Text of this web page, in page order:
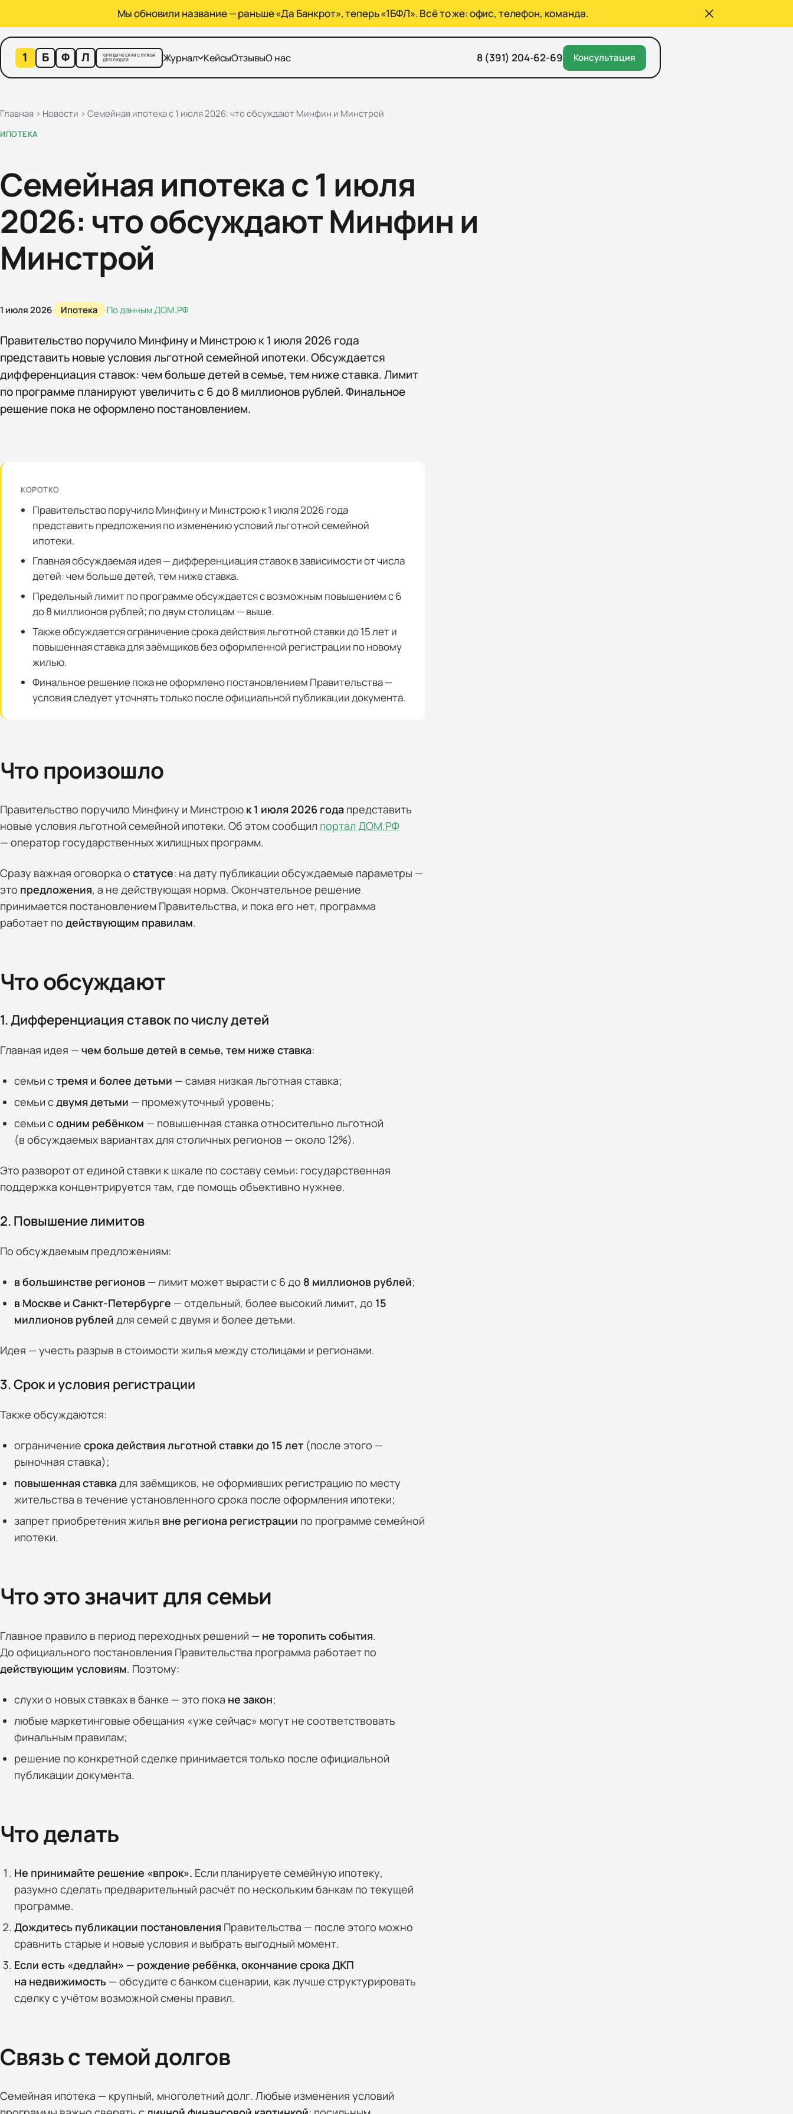
Мы обновили название — раньше «Да Банкрот», теперь «1БФЛ». Всё то же: офис, телефон, команда.
1 Б Ф Л
ЮРИДИЧЕСКАЯ СЛУЖБА
ДЛЯ ЛЮДЕЙ
Журнал КейсыОтзывыО нас 8 (391) 204-62-69 Консультация
Главная › Новости › Семейная ипотека с 1 июля 2026: что обсуждают Минфин и Минстрой
ИПОТЕКА
Семейная ипотека с 1 июля
2026: что обсуждают Минфин и
Минстрой
1 июля 2026· Ипотека ·По даннымДОМ.РФ
Правительство поручило Минфину и Минстрою к 1 июля 2026 года
представить новые условия льготной семейной ипотеки. Обсуждается
дифференциация ставок: чем больше детей в семье, тем ниже ставка. Лимит
по программе планируют увеличить с 6 до 8 миллионов рублей. Финальное
решение пока не оформлено постановлением.
КОРОТКО
Правительство поручило Минфину и Минстрою к 1 июля 2026 года
представить предложения по изменению условий льготной семейной
ипотеки.
Главная обсуждаемая идея — дифференциация ставок в зависимости от числа
детей: чем больше детей, тем ниже ставка.
Предельный лимит по программе обсуждается с возможным повышением с 6
до 8 миллионов рублей; по двум столицам — выше.
Также обсуждается ограничение срока действия льготной ставки до 15 лет и
повышенная ставка для заёмщиков без оформленной регистрации по новому
жилью.
Финальное решение пока не оформлено постановлением Правительства —
условия следует уточнять только после официальной публикации документа.
Что произошло
Правительство поручило Минфину и Минстрою к 1 июля 2026 года представить
новые условия льготной семейной ипотеки. Об этом сообщил портал ДОМ.РФ
— оператор государственных жилищных программ.
Сразу важная оговорка о статусе: на дату публикации обсуждаемые параметры —
это предложения, а не действующая норма. Окончательное решение
принимается постановлением Правительства, и пока его нет, программа
работает по действующим правилам.
Что обсуждают
1. Дифференциация ставок по числу детей
Главная идея — чем больше детей в семье, тем ниже ставка:
семьи стремя и более детьми — самая низкая льготная ставка;
семьи сдвумя детьми — промежуточный уровень;
семьи содним ребёнком — повышенная ставка относительно льготной
(в обсуждаемых вариантах для столичных регионов — около 12%).
Это разворот от единой ставки к шкале по составу семьи: государственная
поддержка концентрируется там, где помощь объективно нужнее.
2. Повышение лимитов
По обсуждаемым предложениям:
в большинстве регионов— лимит может вырасти с 6 до 8 миллионов рублей;
в Москве и Санкт-Петербурге — отдельный, более высокий лимит, до 15
миллионов рублей для семей с двумя и более детьми.
Идея — учесть разрыв в стоимости жилья между столицами и регионами.
3. Срок и условия регистрации
Также обсуждаются:
ограничение срока действия льготной ставки до 15 лет(после этого —
рыночная ставка);
повышенная ставкадля заёмщиков, не оформивших регистрацию по месту
жительства в течение установленного срока после оформления ипотеки;
запрет приобретения жилья вне региона регистрации по программе семейной
ипотеки.
Что это значит для семьи
Главное правило в период переходных решений — не торопить события.
До официального постановления Правительства программа работает по
действующим условиям. Поэтому:
слухи о новых ставках в банке — это пока не закон;
любые маркетинговые обещания «уже сейчас» могут не соответствовать
финальным правилам;
решение по конкретной сделке принимается только после официальной
публикации документа.
Что делать
Не принимайте решение «впрок». Если планируете семейную ипотеку,
разумно сделать предварительный расчёт по нескольким банкам по текущей
программе.
Дождитесь публикации постановления Правительства — после этого можно
сравнить старые и новые условия и выбрать выгодный момент.
Если есть «дедлайн» — рождение ребёнка, окончание срока ДКП
на недвижимость— обсудите с банком сценарии, как лучше структурировать
сделку с учётом возможной смены правил.
Связь с темой долгов
Семейная ипотека — крупный, многолетний долг. Любые изменения условий